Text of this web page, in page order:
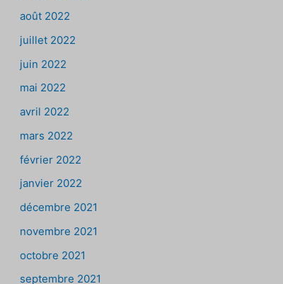
août 2022
juillet 2022
juin 2022
mai 2022
avril 2022
mars 2022
février 2022
janvier 2022
décembre 2021
novembre 2021
octobre 2021
septembre 2021